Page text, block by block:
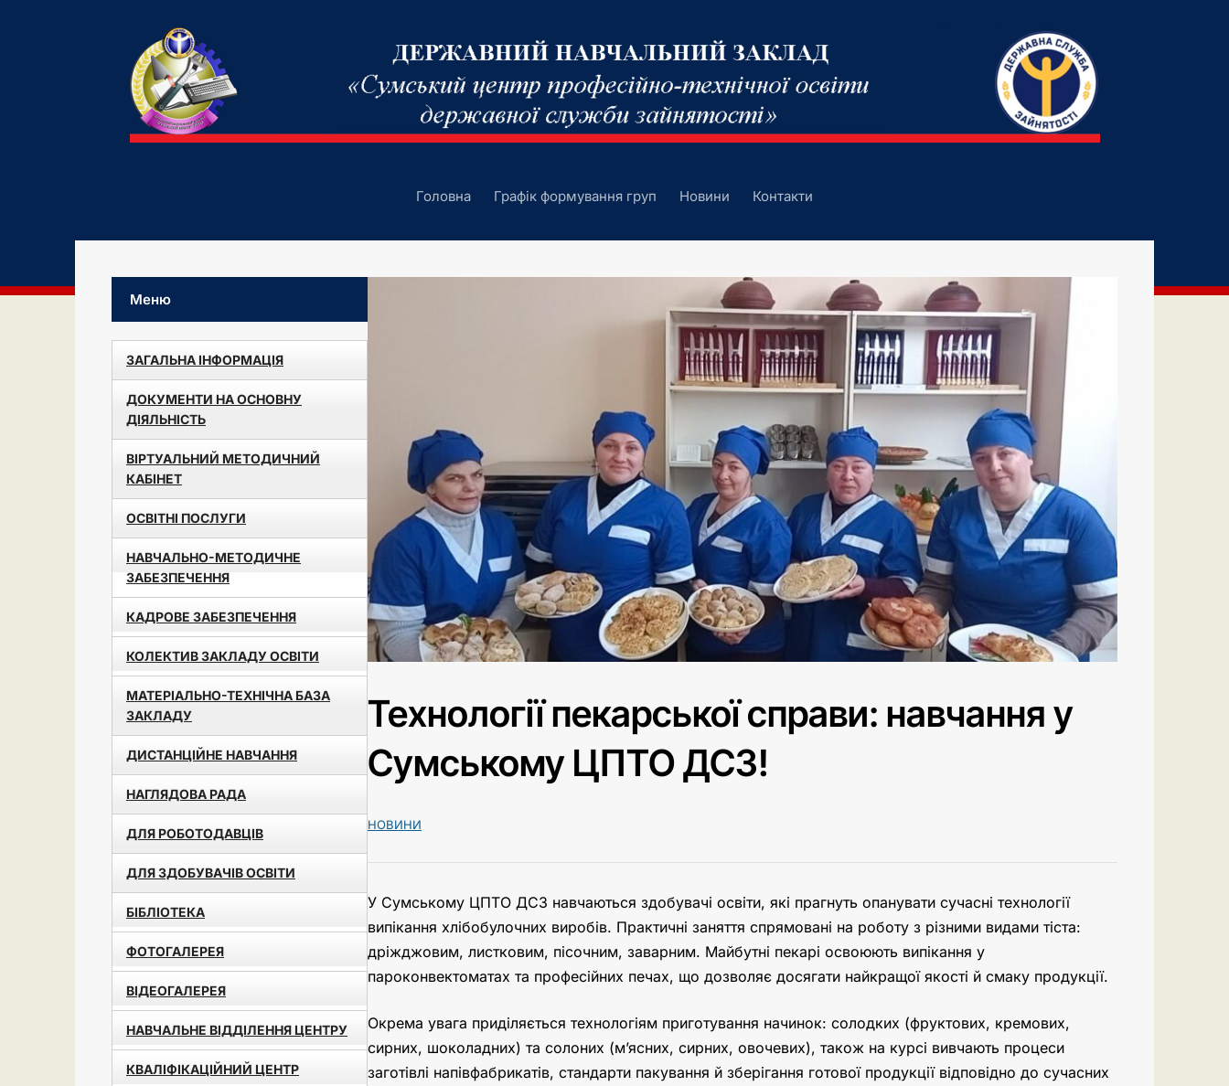
Головна Графік формування груп Новини Контакти
Технології пекарської справи: навчання у
Сумському ЦПТО ДСЗ!
НОВИНИ
У Сумському ЦПТО ДСЗ навчаються здобувачі освіти, які прагнуть опанувати сучасні технології
випікання хлібобулочних виробів. Практичні заняття спрямовані на роботу з різними видами тіста:
дріжджовим, листковим, пісочним, заварним. Майбутні пекарі освоюють випікання у
пароконвектоматах та професійних печах, що дозволяє досягати найкращої якості й смаку продукції.
Окрема увага приділяється технологіям приготування начинок: солодких (фруктових, кремових,
сирних, шоколадних) та солоних (м’ясних, сирних, овочевих), також на курсі вивчають процеси
заготівлі напівфабрикатів, стандарти пакування й зберігання готової продукції відповідно до сучасних
Меню
ЗАГАЛЬНА ІНФОРМАЦІЯ
ДОКУМЕНТИ НА ОСНОВНУ
ДІЯЛЬНІСТЬ
ВІРТУАЛЬНИЙ МЕТОДИЧНИЙ
КАБІНЕТ
ОСВІТНІ ПОСЛУГИ
НАВЧАЛЬНО-МЕТОДИЧНЕ
ЗАБЕЗПЕЧЕННЯ
КАДРОВЕ ЗАБЕЗПЕЧЕННЯ
КОЛЕКТИВ ЗАКЛАДУ ОСВІТИ
МАТЕРІАЛЬНО-ТЕХНІЧНА БАЗА
ЗАКЛАДУ
ДИСТАНЦІЙНЕ НАВЧАННЯ
НАГЛЯДОВА РАДА
ДЛЯ РОБОТОДАВЦІВ
ДЛЯ ЗДОБУВАЧІВ ОСВІТИ
БІБЛІОТЕКА
ФОТОГАЛЕРЕЯ
ВІДЕОГАЛЕРЕЯ
НАВЧАЛЬНЕ ВІДДІЛЕННЯ ЦЕНТРУ
КВАЛІФІКАЦІЙНИЙ ЦЕНТР